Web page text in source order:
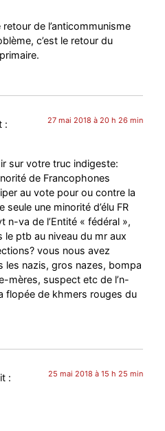
retour de l’anticommunisme
c’est le retour du
: 27 mai 2018 à 20 h 26 min
sur votre truc indigeste:
de Francophones
au vote pour ou contre la
seule une minorité d’élu FR
n-va de l’Entité « fédéral »,
le ptb au niveau du mr aux
vous nous avez
les nazis, gros nazes, bompa
mères, suspect etc de l’n-
flopée de khmers rouges du
: 25 mai 2018 à 15 h 25 min